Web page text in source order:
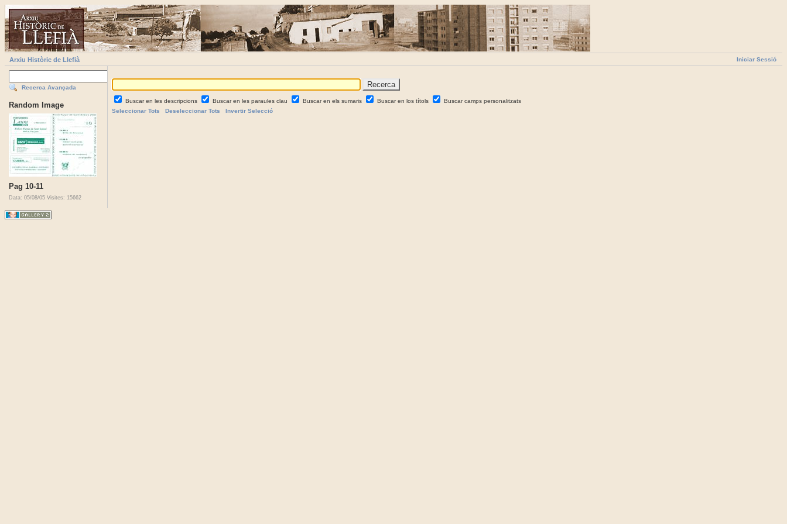
Iniciar Sessió
Arxiu Històric de Llefià
Recerca Avançada
Random Image
Pag 10-11
Data: 05/08/05 Visites: 15662
Buscar en les descripcions Buscar en les paraules clau Buscar en els sumaris Buscar en los títols
Buscar camps personalitzats
Seleccionar Tots
Deseleccionar Tots Invertir Selecció